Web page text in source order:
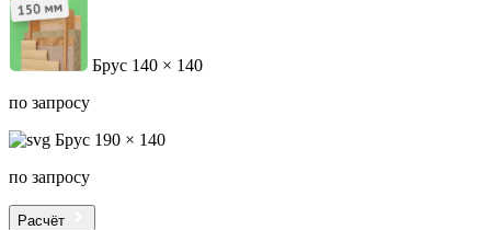
Брус 140 × 140
по запросу
Брус 190 × 140
по запросу
Расчёт